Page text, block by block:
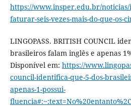
https://www.insper.edu.br/noticias/
faturar-seis-vezes-mais-do-que-os-
LINGOPASS. BRITISH COUNCIL
brasileiros falam inglês e apenas
Disponível em: https://
council-identifica-que-5-dos-
apenas-1-possui-